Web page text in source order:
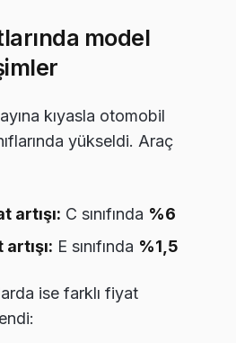
model
ayına kıyasla otomobil
yükseldi. Araç
artışı: C sınıfında %6
E sınıfında %1,5
ise farklı fiyat